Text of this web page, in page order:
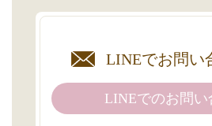
LINEでお問い
LINEでのお問い